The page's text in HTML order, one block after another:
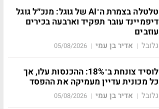
טלטלה בצמרת ה־AI של גוגל: מנכ״ל גוגל
דיפמיינד עובר תפקיד וארבעה בכירים
עוזבים
גלובל | אדיר בן עמי |
05/08/2026
לוסיד צונחת ב־18%: ההכנסות עלו, אך
כל מכונית עדיין מעמיקה את ההפסד
גלובל | אדיר בן עמי |
05/08/2026